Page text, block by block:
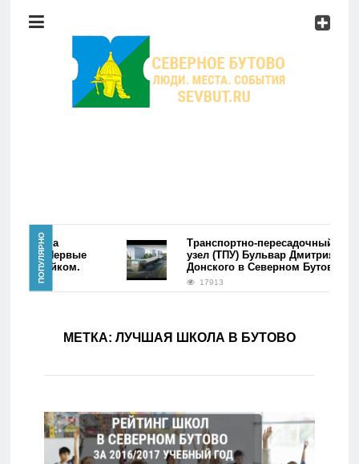
Район
Мероприятия
Главная
Новости
ПОПУЛЯРНО
района
Первые
фэйком.
Транспортно-пересадочный
узел (ТПУ) Бульвар Дмитрия
Донского в Северном Бутово
17913
МЕТКА: ЛУЧШАЯ ШКОЛА В БУТОВО